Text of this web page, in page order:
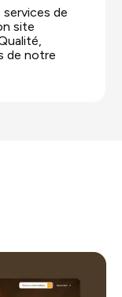
services de
site
de notre